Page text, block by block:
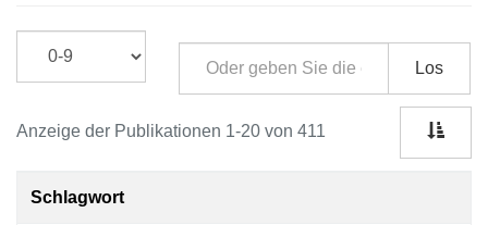
Los
Anzeige der Publikationen 1-20 von 411
Schlagwort